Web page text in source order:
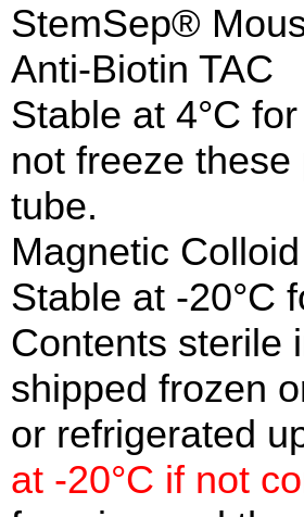
StemSep®
Anti-Biotin TAC
Stable at 4°C
not freeze
tube.
Magnetic Colloid
Stable at -20°C
Contents sterile
shipped frozen
or refrigerated
at -20°C if not